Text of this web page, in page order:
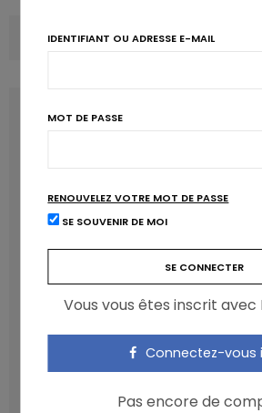
COMMENTS(0)
Les anthocyanines bénéfiques pour
cardiométabolique
IDENTIFIANT OU ADRESSE E-MAIL
MOT DE PASSE
RENOUVELEZ VOTRE MOT DE PASSE
SE SOUVENIR DE MOI
Vous vous êtes inscrit avec
Connectez-vous
Pas encore de